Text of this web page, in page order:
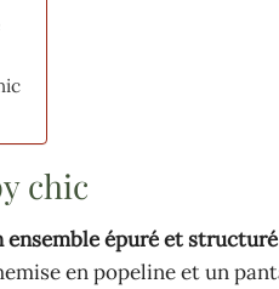
chic
épuré et
en popeline et un